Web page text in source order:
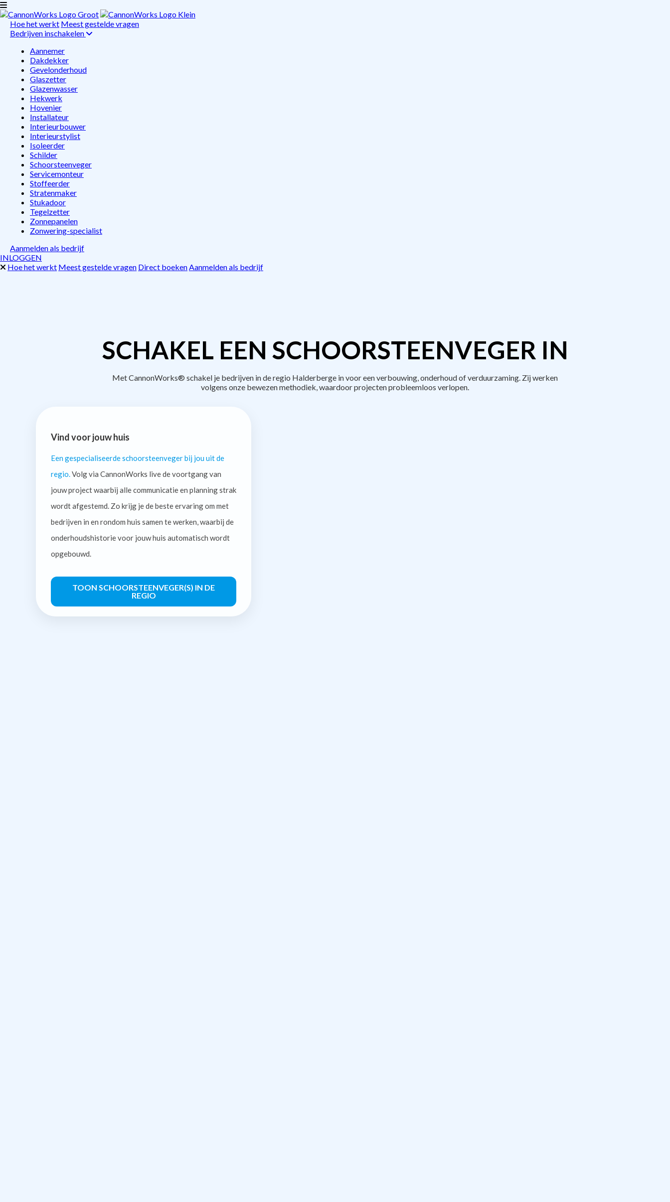
Hoe het werkt Meest gestelde vragen
Bedrijven inschakelen
Aannemer
Dakdekker
Gevelonderhoud
Glaszetter
Glazenwasser
Hekwerk
Hovenier
Installateur
Interieurbouwer
Interieurstylist
Isoleerder
Schilder
Schoorsteenveger
Servicemonteur
Stoffeerder
Stratenmaker
Stukadoor
Tegelzetter
Zonnepanelen
Zonwering-specialist
Aanmelden als bedrijf
INLOGGEN
Hoe het werkt Meest gestelde vragen Direct boekenAanmelden als bedrijf
SCHAKEL EEN SCHOORSTEENVEGER IN
Met CannonWorks® schakel je bedrijven in de regio Halderberge in voor een verbouwing, onderhoud of verduurzaming. Zij werken
volgens onze bewezen methodiek, waardoor projecten probleemloos verlopen.
Vind voor jouw huis
Een gespecialiseerde schoorsteenveger bij jou uit de
regio. Volg via CannonWorks live de voortgang van
jouw project waarbij alle communicatie en planning strak
wordt afgestemd. Zo krijg je de beste ervaring om met
bedrijven in en rondom huis samen te werken, waarbij de
onderhoudshistorie voor jouw huis automatisch wordt
opgebouwd.
TOON SCHOORSTEENVEGER(S) IN DE
REGIO